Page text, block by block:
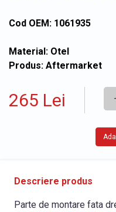
Cod OEM: 1061935
Material: Otel
Produs: Aftermarket
265 Lei -
Descriere produs
Parte de montare fata